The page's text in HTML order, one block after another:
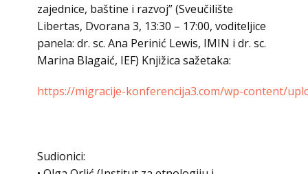
zajednice, baštine i razvoj” (Sveučilište
Libertas, Dvorana 3, 13:30 – 17:00, voditeljice
panela: dr. sc. Ana Perinić Lewis, IMIN i dr. sc.
Marina Blagaić, IEF) Knjižica sažetaka:
https://migracije-konferencija3.com/wp-content/
Sudionici: